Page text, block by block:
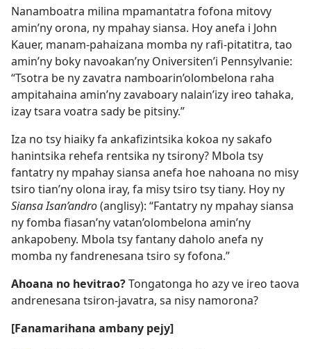
Nanamboatra milina mpamantatra fofona mitovy
amin’ny orona, ny mpahay siansa. Hoy anefa i John
Kauer, manam-pahaizana momba ny rafi-pitatitra, tao
amin’ny boky navoakan’ny Oniversiten’i Pennsylvanie:
“Tsotra be ny zavatra namboarin’olombelona raha
ampitahaina amin’ny zavaboary nalain’izy ireo tahaka,
izay tsara voatra sady be pitsiny.”
Iza no tsy hiaiky fa ankafizintsika kokoa ny sakafo
hanintsika rehefa rentsika ny tsirony? Mbola tsy
fantatry ny mpahay siansa anefa hoe nahoana no misy
tsiro tian’ny olona iray, fa misy tsiro tsy tiany. Hoy ny
Siansa Isan’andro(anglisy): “Fantatry ny mpahay siansa
ny fomba fiasan’ny vatan’olombelona amin’ny
ankapobeny. Mbola tsy fantany daholo anefa ny
momba ny fandrenesana tsiro sy fofona.”
Ahoana no hevitrao?Tongatonga ho azy ve ireo taova
andrenesana tsiron-javatra, sa nisy namorona?
[Fanamarihana ambany pejy]